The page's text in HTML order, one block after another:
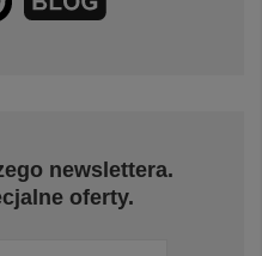
newslettera.
oferty.